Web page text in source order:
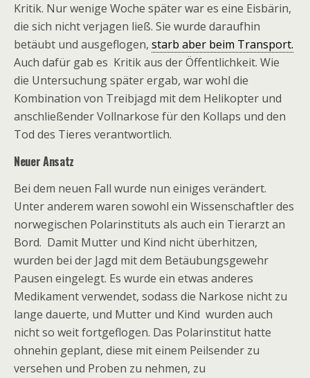
Kritik. Nur wenige Woche später war es eine Eisbärin,
die sich nicht verjagen ließ. Sie wurde daraufhin
betäubt und ausgeflogen, starb aber beim Transport.
Auch dafür gab es Kritik aus der Öffentlichkeit. Wie
die Untersuchung später ergab, war wohl die
Kombination von Treibjagd mit dem Helikopter und
anschließender Vollnarkose für den Kollaps und den
Tod des Tieres verantwortlich.
Neuer Ansatz
Bei dem neuen Fall wurde nun einiges verändert.
Unter anderem waren sowohl ein Wissenschaftler des
norwegischen Polarinstituts als auch ein Tierarzt an
Bord. Damit Mutter und Kind nicht überhitzen,
wurden bei der Jagd mit dem Betäubungsgewehr
Pausen eingelegt. Es wurde ein etwas anderes
Medikament verwendet, sodass die Narkose nicht zu
lange dauerte, und Mutter und Kind wurden auch
nicht so weit fortgeflogen. Das Polarinstitut hatte
ohnehin geplant, diese mit einem Peilsender zu
versehen und Proben zu nehmen, zu